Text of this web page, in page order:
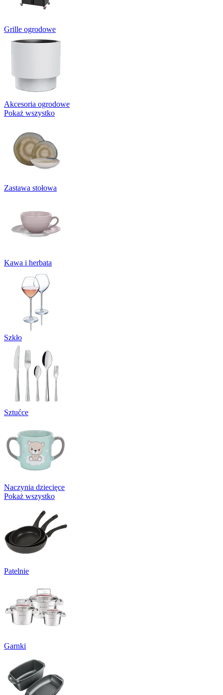
Grille ogrodowe
Akcesoria ogrodowe
Pokaż wszystko
Zastawa stołowa
Kawa i herbata
Szkło
Sztućce
Naczynia dziecięce
Pokaż wszystko
Patelnie
Garnki